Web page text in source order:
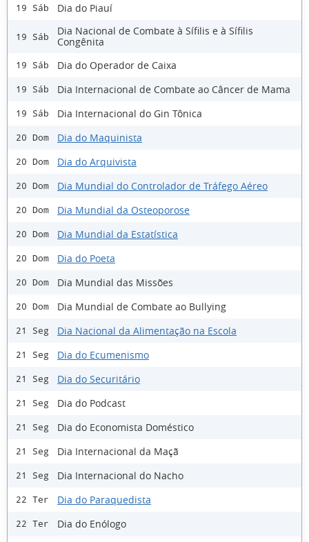
19 Sáb Dia do Piauí
19 Sáb
Dia Nacional de Combate à Sífilis e à Sífilis
Congênita
19 Sáb Dia do Operador de Caixa
19 Sáb Dia Internacional de Combate ao Câncer de Mama
19 Sáb Dia Internacional do Gin Tônica
20 Dom Dia do Maquinista
20 Dom Dia do Arquivista
20 Dom Dia Mundial do Controlador de Tráfego Aéreo
20 Dom Dia Mundial da Osteoporose
20 Dom Dia Mundial da Estatística
20 Dom Dia do Poeta
20 Dom Dia Mundial das Missões
20 Dom Dia Mundial de Combate ao Bullying
21 Seg Dia Nacional da Alimentação na Escola
21 Seg Dia do Ecumenismo
21 Seg Dia do Securitário
21 Seg Dia do Podcast
21 Seg Dia do Economista Doméstico
21 Seg Dia Internacional da Maçã
21 Seg Dia Internacional do Nacho
22 Ter Dia do Paraquedista
22 Ter
Dia do Enólogo